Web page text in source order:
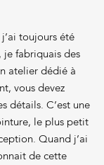
j’ai toujours été
je fabriquais des
atelier dédié à
vous devez
détails. C’est une
le plus petit
Quand j’ai
de cette